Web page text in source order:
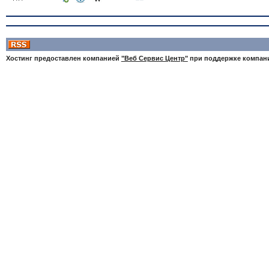
Хостинг предоставлен компанией "Веб Сервис Центр"при поддержке